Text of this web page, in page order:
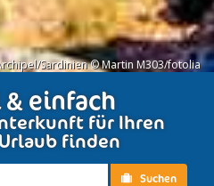
Sardinien © Martin M303/fotolia
einfach
für Ihren
finden
Suchen